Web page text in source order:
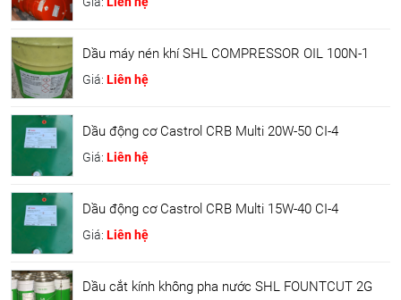
Dầu máy nén khí SHL COMPRESSOR OIL 100N-1
Giá: Liên hệ
Dầu động cơ Castrol CRB Multi 20W-50 CI-4
Giá: Liên hệ
Dầu động cơ Castrol CRB Multi 15W-40 CI-4
Giá: Liên hệ
Dầu cắt kính không pha nước SHL FOUNTCUT 2G